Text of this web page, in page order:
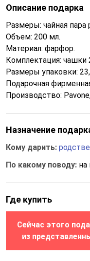
Описание подарка
Размеры: чайная
Объем: 200 мл.
Материал: фарфор.
Комплектация:
Размеры упаковки:
Подарочная
Производство:
Назначение
Кому дарить:
По какому поводу: на
Где купить
Сейчас этого
из